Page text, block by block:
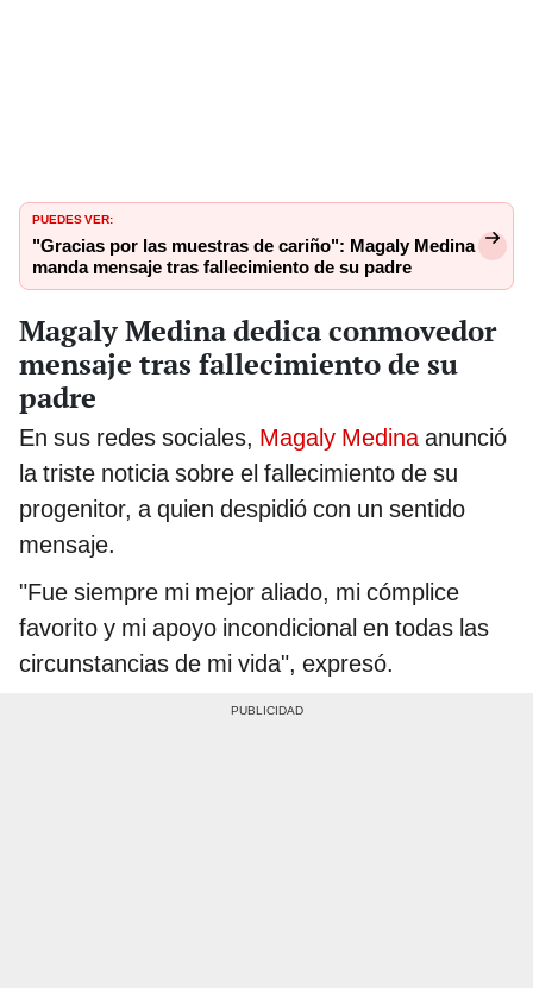
PUEDES VER:
"Gracias por las muestras de cariño": Magaly Medina
manda mensaje tras fallecimiento de su padre
Magaly Medina dedica conmovedor
mensaje tras fallecimiento de su
padre
En sus redes sociales, Magaly Medinaanunció
la triste noticia sobre el fallecimiento de su
progenitor, a quien despidió con un sentido
mensaje.
"Fue siempre mi mejor aliado, mi cómplice
favorito y mi apoyo incondicional en todas las
circunstancias de mi vida", expresó.